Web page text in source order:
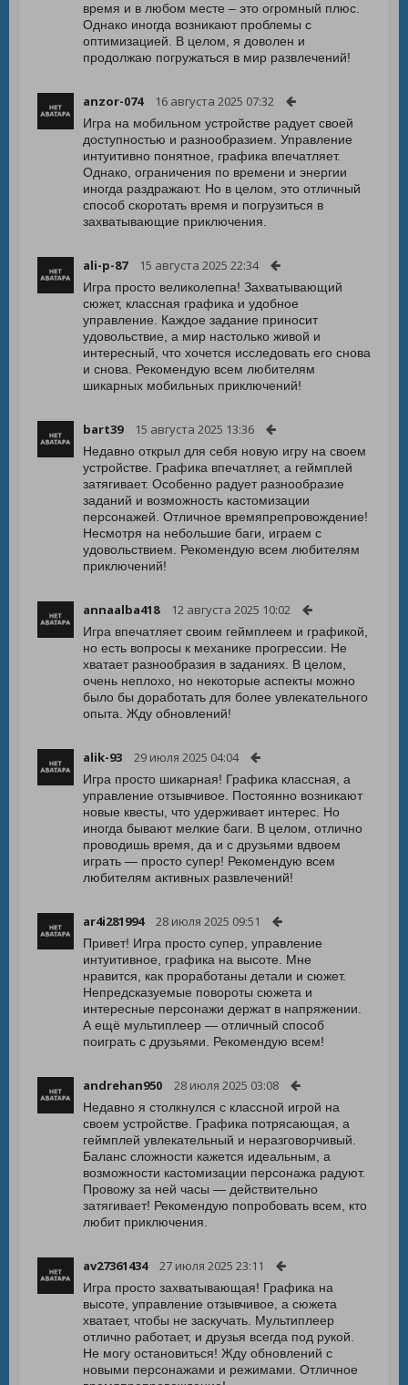
время и в любом месте – это огромный плюс.
Однако иногда возникают проблемы с
оптимизацией. В целом, я доволен и
продолжаю погружаться в мир развлечений!
anzor-074 16 августа 2025 07:32
Игра на мобильном устройстве радует своей
доступностью и разнообразием. Управление
интуитивно понятное, графика впечатляет.
Однако, ограничения по времени и энергии
иногда раздражают. Но в целом, это отличный
способ скоротать время и погрузиться в
захватывающие приключения.
ali-p-87 15 августа 2025 22:34
Игра просто великолепна! Захватывающий
сюжет, классная графика и удобное
управление. Каждое задание приносит
удовольствие, а мир настолько живой и
интересный, что хочется исследовать его снова
и снова. Рекомендую всем любителям
шикарных мобильных приключений!
bart39 15 августа 2025 13:36
Недавно открыл для себя новую игру на своем
устройстве. Графика впечатляет, а геймплей
затягивает. Особенно радует разнообразие
заданий и возможность кастомизации
персонажей. Отличное времяпрепровождение!
Несмотря на небольшие баги, играем с
удовольствием. Рекомендую всем любителям
приключений!
annaalba418 12 августа 2025 10:02
Игра впечатляет своим геймплеем и графикой,
но есть вопросы к механике прогрессии. Не
хватает разнообразия в заданиях. В целом,
очень неплохо, но некоторые аспекты можно
было бы доработать для более увлекательного
опыта. Жду обновлений!
alik-93 29 июля 2025 04:04
Игра просто шикарная! Графика классная, а
управление отзывчивое. Постоянно возникают
новые квесты, что удерживает интерес. Но
иногда бывают мелкие баги. В целом, отлично
проводишь время, да и с друзьями вдвоем
играть — просто супер! Рекомендую всем
любителям активных развлечений!
ar4i281994 28 июля 2025 09:51
Привет! Игра просто супер, управление
интуитивное, графика на высоте. Мне
нравится, как проработаны детали и сюжет.
Непредсказуемые повороты сюжета и
интересные персонажи держат в напряжении.
А ещё мультиплеер — отличный способ
поиграть с друзьями. Рекомендую всем!
andrehan950 28 июля 2025 03:08
Недавно я столкнулся с классной игрой на
своем устройстве. Графика потрясающая, а
геймплей увлекательный и неразговорчивый.
Баланс сложности кажется идеальным, а
возможности кастомизации персонажа радуют.
Провожу за ней часы — действительно
затягивает! Рекомендую попробовать всем, кто
любит приключения.
av27361434 27 июля 2025 23:11
Игра просто захватывающая! Графика на
высоте, управление отзывчивое, а сюжета
хватает, чтобы не заскучать. Мультиплеер
отлично работает, и друзья всегда под рукой.
Не могу остановиться! Жду обновлений с
новыми персонажами и режимами. Отличное